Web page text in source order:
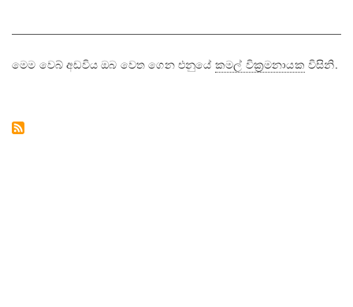
මෙම වෙබ් අඩවිය ඔබ වෙත ගෙන එනුයේ කමල් වික්‍රමනායක විසිනි.